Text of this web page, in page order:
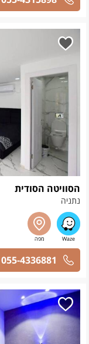
הסוויטה הסודית
נתניה
055-4336881